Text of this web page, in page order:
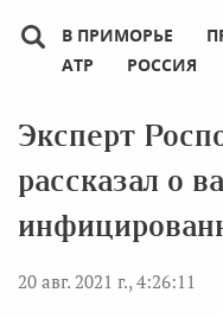
В ПРИМОРЬЕ
АТР
РОССИЯ
Эксперт
рассказал о
20 авг. 2021 г., 4:26:11